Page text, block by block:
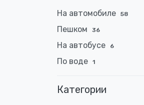
На автомобиле 58
Пешком 36
На автобусе 6
По воде 1
Категории